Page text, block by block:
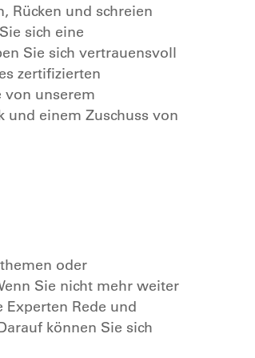
Rücken und schreien
sich eine
Sie sich vertrauensvoll
zertifizierten
von unserem
und einem Zuschuss von
oder
Sie nicht mehr weiter
Rede und
können Sie sich